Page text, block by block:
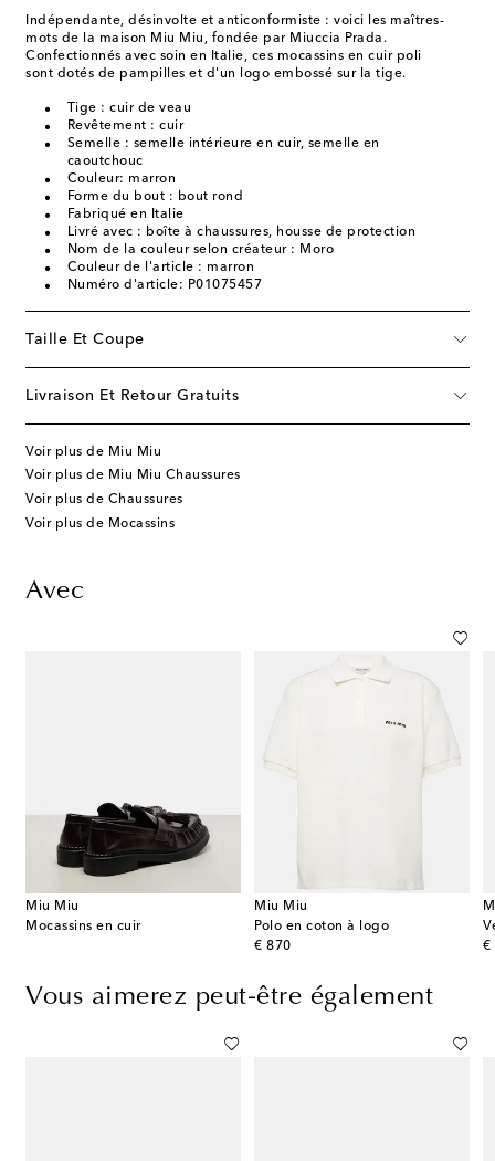
Indépendante, désinvolte et anticonformiste : voici les maîtres-
mots de la maison Miu Miu, fondée par Miuccia Prada.
Confectionnés avec soin en Italie, ces mocassins en cuir poli
sont dotés de pampilles et d'un logo embossé sur la tige.
Tige : cuir de veau
Revêtement : cuir
Semelle : semelle intérieure en cuir, semelle en
caoutchouc
Couleur: marron
Forme du bout : bout rond
Fabriqué en Italie
Livré avec : boîte à chaussures, housse de protection
Nom de la couleur selon créateur : Moro
Couleur de l'article : marron
Numéro d'article: P01075457
Taille Et Coupe
Livraison Et Retour Gratuits
Voir plus de Miu Miu
Voir plus de Miu Miu Chaussures
Voir plus de Chaussures
Voir plus de Mocassins
Avec
Miu Miu
Mocassins en cuir
Miu Miu
Polo en coton à logo
€ 870
original price €
Vous aimerez peut-être également